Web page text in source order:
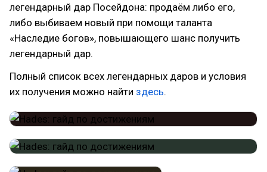
легендарный дар Посейдона: продаём либо его,
либо выбиваем новый при помощи таланта
«Наследие богов», повышающего шанс получить
легендарный дар.
Полный список всех легендарных даров и условия
их получения можно найти здесь.